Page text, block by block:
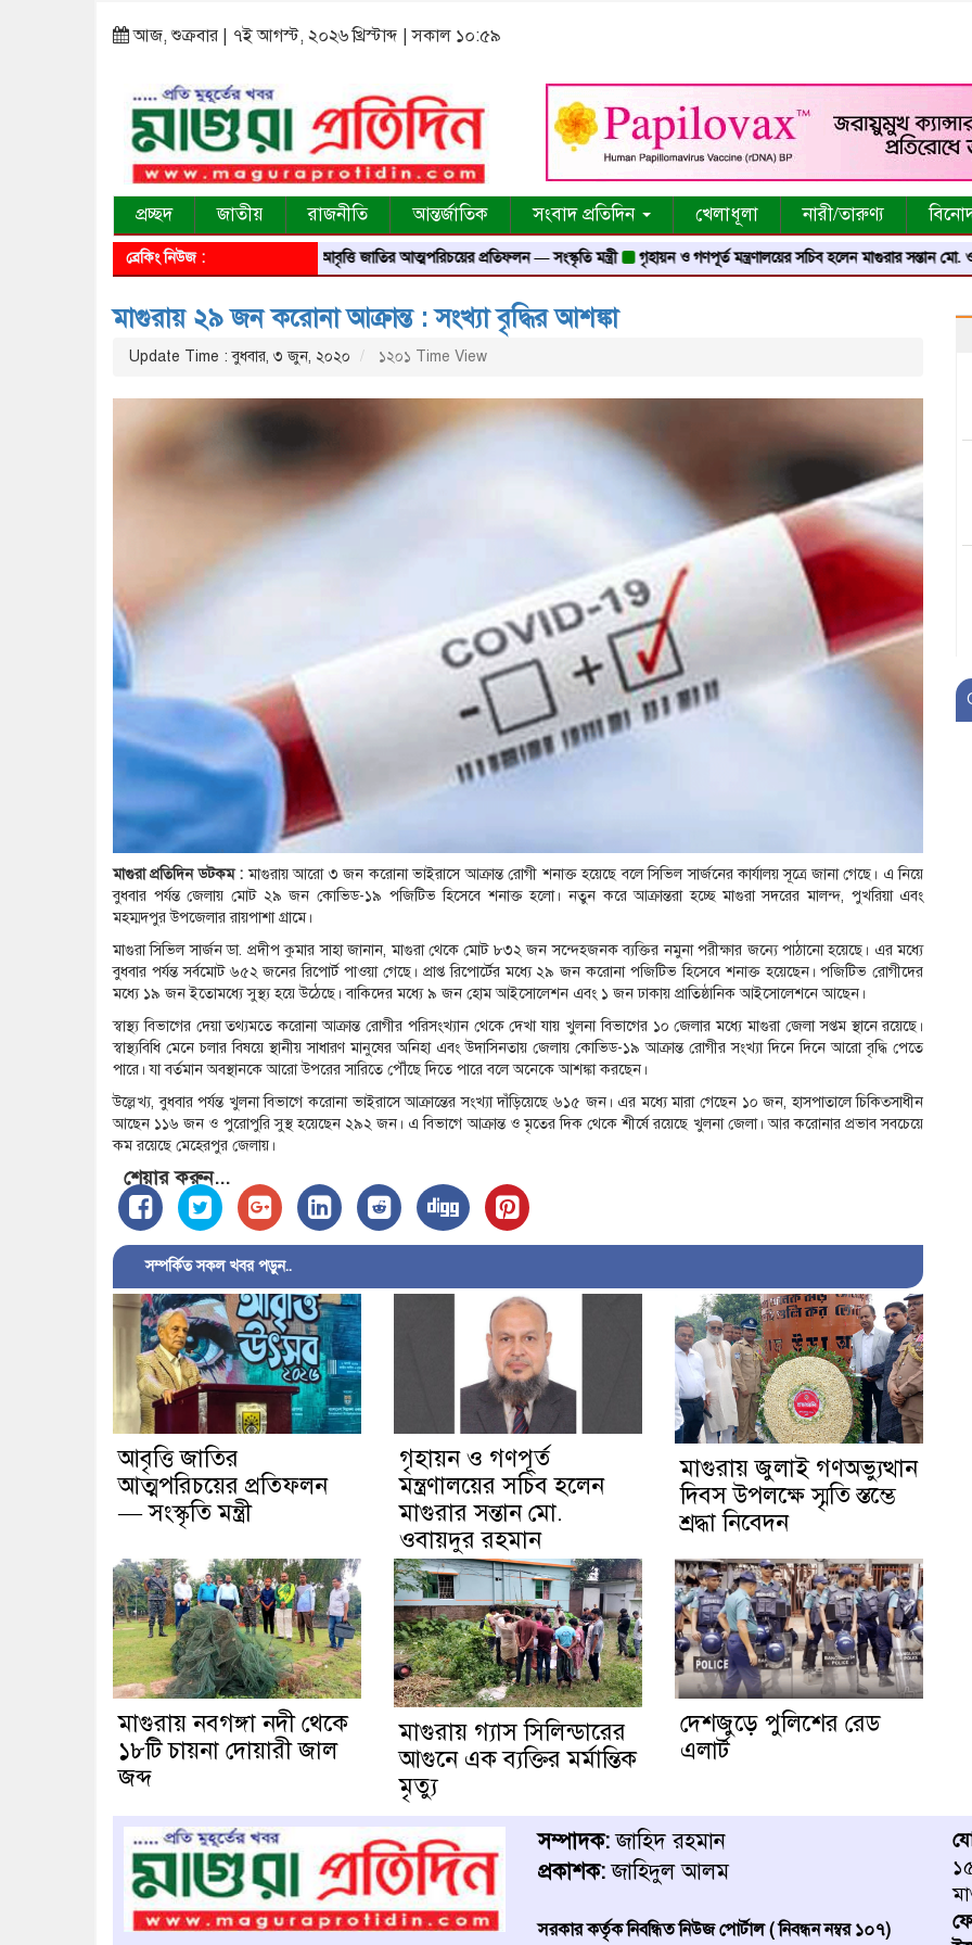
আজ, শুক্রবার | ৭ই আগস্ট, ২০২৬ খ্রিস্টাব্দ | সকাল ১০:৫৯
প্রচ্ছদ জাতীয় রাজনীতি আন্তর্জাতিক সংবাদ প্রতিদিন খেলাধূলা নারী/তারুণ্য
ব্রেকিং নিউজ : আবৃত্তি জাতির আত্মপরিচয়ের প্রতিফলন — সংস্কৃতি মন্ত্রী গৃহায়ন ও গণপূর্ত মন্ত্রণালয়ের সচিব হলেন মাগুরার সন্তান মো. ওবায়দুর
মাগুরায় ২৯ জন করোনা আক্রান্ত : সংখ্যা বৃদ্ধির আশঙ্কা
Update Time : বুধবার, ৩ জুন, ২০২০ ১২০১ Time View
মাগুরা প্রতিদিন ডটকম : মাগুরায় আরো ৩ জন করোনা ভাইরাসে আক্রান্ত রোগী শনাক্ত হয়েছে বলে সিভিল সার্জনের কার্যালয় সূত্রে জানা গেছে। এ নিয়ে
বুধবার পর্যন্ত জেলায় মোট ২৯ জন কোভিড-১৯ পজিটিভ হিসেবে শনাক্ত হলো। নতুন করে আক্রান্তরা হচ্ছে মাগুরা সদরের মালন্দ, পুখরিয়া এবং
মহম্মদপুর উপজেলার রায়পাশা গ্রামে।
মাগুরা সিভিল সার্জন ডা. প্রদীপ কুমার সাহা জানান, মাগুরা থেকে মোট ৮৩২ জন সন্দেহজনক ব্যক্তির নমুনা পরীক্ষার জন্যে পাঠানো হয়েছে। এর মধ্যে
বুধবার পর্যন্ত সর্বমোট ৬৫২ জনের রিপোর্ট পাওয়া গেছে। প্রাপ্ত রিপোর্টের মধ্যে ২৯ জন করোনা পজিটিভ হিসেবে শনাক্ত হয়েছেন। পজিটিভ রোগীদের
মধ্যে ১৯ জন ইতোমধ্যে সুস্থ্য হয়ে উঠেছে। বাকিদের মধ্যে ৯ জন হোম আইসোলেশন এবং ১ জন ঢাকায় প্রাতিষ্ঠানিক আইসোলেশনে আছেন।
স্বাস্থ্য বিভাগের দেয়া তথ্যমতে করোনা আক্রান্ত রোগীর পরিসংখ্যান থেকে দেখা যায় খুলনা বিভাগের ১০ জেলার মধ্যে মাগুরা জেলা সপ্তম স্থানে রয়েছে।
স্বাস্থ্যবিধি মেনে চলার বিষয়ে স্থানীয় সাধারণ মানুষের অনিহা এবং উদাসিনতায় জেলায় কোভিড-১৯ আক্রান্ত রোগীর সংখ্যা দিনে দিনে আরো বৃদ্ধি পেতে
পারে। যা বর্তমান অবস্থানকে আরো উপরের সারিতে পৌঁছে দিতে পারে বলে অনেকে আশঙ্কা করছেন।
উল্লেখ্য, বুধবার পর্যন্ত খুলনা বিভাগে করোনা ভাইরাসে আক্রান্তের সংখ্যা দাঁড়িয়েছে ৬১৫ জন। এর মধ্যে মারা গেছেন ১০ জন, হাসপাতালে চিকিত্সাধীন
আছেন ১১৬ জন ও পুরোপুরি সুস্থ হয়েছেন ২৯২ জন। এ বিভাগে আক্রান্ত ও মৃতের দিক থেকে শীর্ষে রয়েছে খুলনা জেলা। আর করোনার প্রভাব সবচেয়ে
কম রয়েছে মেহেরপুর জেলায়।
শেয়ার করুন...
সম্পর্কিত সকল খবর পড়ুন..
আবৃত্তি জাতির
আত্মপরিচয়ের প্রতিফলন
— সংস্কৃতি মন্ত্রী
গৃহায়ন ও গণপূর্ত
মন্ত্রণালয়ের সচিব হলেন
মাগুরার সন্তান মো.
ওবায়দুর রহমান
মাগুরায় জুলাই গণঅভ্যুত্থান
দিবস উপলক্ষে স্মৃতি স্তম্ভে
শ্রদ্ধা নিবেদন
মাগুরায় নবগঙ্গা নদী থেকে
১৮টি চায়না দোয়ারী জাল
জব্দ
মাগুরায় গ্যাস সিলিন্ডারের
আগুনে এক ব্যক্তির মর্মান্তিক
মৃত্যু
দেশজুড়ে পুলিশের রেড
এলার্ট
সম্পাদক:জাহিদ রহমান
প্রকাশক:জাহিদুল আলম
সরকার কর্তৃক নিবন্ধিত নিউজ পোর্টাল ( নিবন্ধন নম্বর ১০৭)